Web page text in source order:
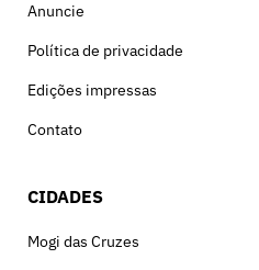
Anuncie
Política de privacidade
Edições impressas
Contato
CIDADES
Mogi das Cruzes